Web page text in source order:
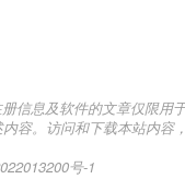
信息及软件的文章仅限
容。访问和下载本站内
号-1